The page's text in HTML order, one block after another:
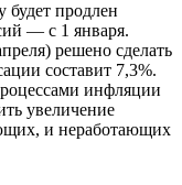
будет продлен
— с 1 января.
решено сделать
составит 7,3%.
инфляции
увеличение
и неработающих